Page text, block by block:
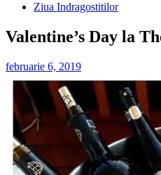
Ziua Indragostitilor
Valentine’s Day la
februarie 6, 2019